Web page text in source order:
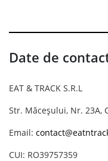
Date de
EAT & TRACK S.R.L
Str. Măceșului, Nr. 23A,
Email:
CUI: RO39757359